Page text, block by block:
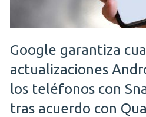
Google garantiza
actualizaciones
los teléfonos con
tras acuerdo con